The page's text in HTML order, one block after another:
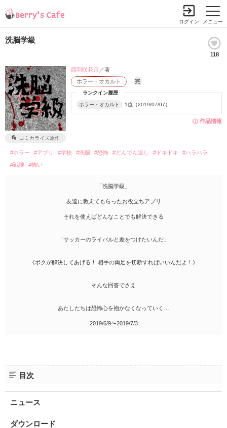
メニュー
ログイン
洗脳学級
118
作品情報
ランクイン履歴
ホラー・オカルト 1位（2019/07/07）
ホラー・オカルト 完
西羽咲花月 ／著
コミカライズ原作
#ホラー #アプリ #学校 #洗脳 #恐怖 #どんでん返し #ドキドキ
#ハラハラ
#戦慄
#怖い
「洗脳学級」
友達に教えてもらったお役立ちアプリ
それを使えばどんなことでも解決できる
「サッカーのライバルと差をつけたいんだ」
《ボクが解決してあげる！ 相手の両足を切断すればいいんだよ！》
そんな回答でさえ
あたしたちは恐怖心を抱かなくなっていく…
2019/6/9〜2019/7/3
目次
ニュース
ダウンロード